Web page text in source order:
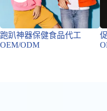
跑趴神器保健食品代工
OEM/ODM